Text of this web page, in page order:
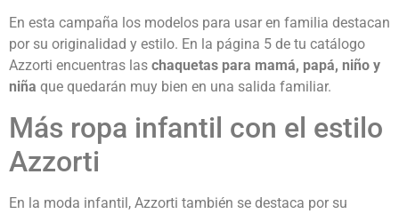
En esta campaña los modelos para usar en familia destacan
por su originalidad y estilo. En la página 5 de tu catálogo
Azzorti encuentras las chaquetas para mamá, papá, niño y
niña que quedarán muy bien en una salida familiar.
Más ropa infantil con el estilo
Azzorti
En la moda infantil, Azzorti también se destaca por su